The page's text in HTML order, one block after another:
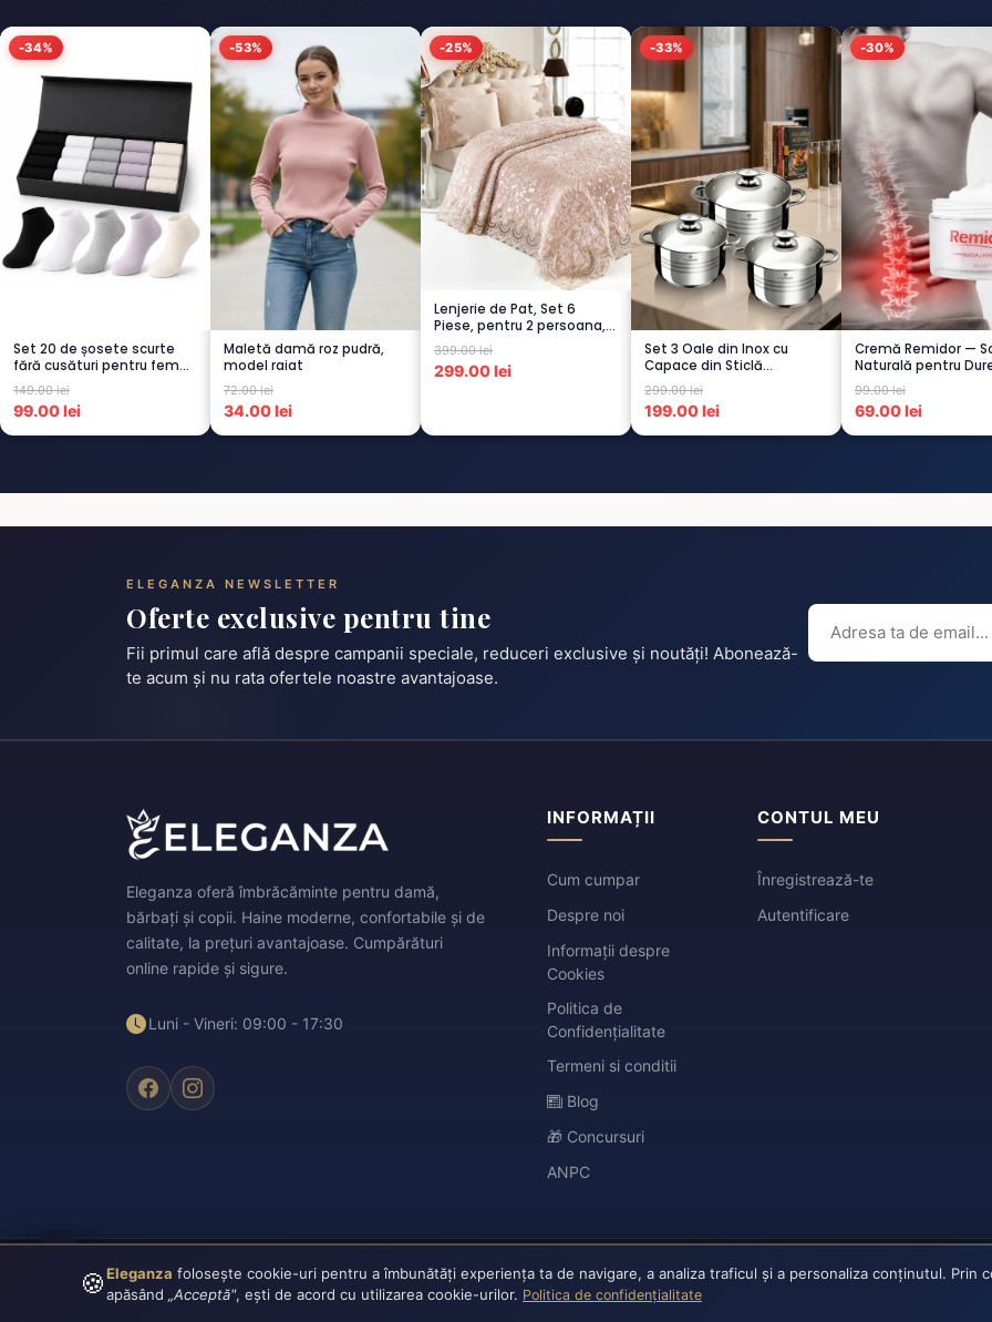
-34%
Set 20 de șosete scurte
fără cusături pentru femei
– 5...
149.00 lei
99.00 lei
-53%
Maletă damă roz pudră,
model raiat
72.00 lei
34.00 lei
-25%
Lenjerie de Pat, Set 6
Piese, pentru 2 persoana,
CAPUCI...
399.00 lei
299.00 lei
-33%
Set 3 Oale din Inox cu
Capace din Sticlă
Termorezistent...
299.00 lei
199.00 lei
-30%
Cremă Remidor —
Naturală pentru
Spate...
99.00 lei
69.00 lei
ELEGANZA NEWSLETTER
Oferte exclusive pentru tine
Fii primul care află despre campanii speciale, reduceri exclusive și noutăți! Abonează-
te acum și nu rata ofertele noastre avantajoase.
Eleganza oferă îmbrăcăminte pentru damă,
bărbați și copii. Haine moderne, confortabile și de
calitate, la prețuri avantajoase. Cumpărături
online rapide și sigure.
Luni - Vineri: 09:00 - 17:30
INFORMAȚII
Cum cumpar
Despre noi
Informații despre
Cookies
Politica de
Confidențialitate
Termeni si conditii
Blog
🎁 Concursuri
ANPC
CONTUL MEU
Înregistrează-te
Autentificare
Plata securizată: VISA CASH
🍪Eleganza folosește cookie-uri pentru a îmbunătăți experiența ta de navigare, a analiza traficul și a personaliza conținutul. Prin
apăsând „Acceptă", ești de acord cu utilizarea cookie-urilor. Politica de confidențialitate